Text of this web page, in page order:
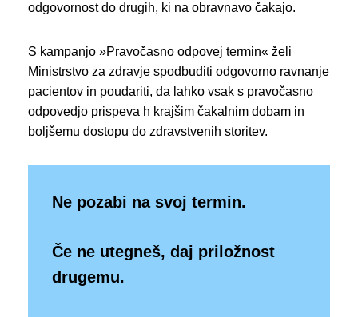
odgovornost do drugih, ki na obravnavo čakajo.
S kampanjo »Pravočasno odpovej termin« želi
Ministrstvo za zdravje spodbuditi odgovorno ravnanje
pacientov in poudariti, da lahko vsak s pravočasno
odpovedjo prispeva h krajšim čakalnim dobam in
boljšemu dostopu do zdravstvenih storitev.
Ne pozabi na svoj termin.
Če ne utegneš, daj priložnost
drugemu.